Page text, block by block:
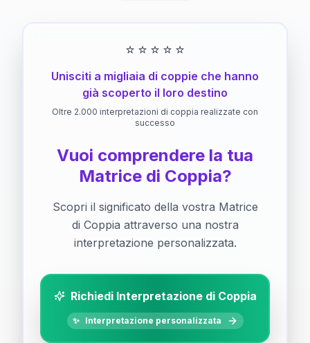
⭐ ⭐ ⭐ ⭐ ⭐
Unisciti a migliaia di coppie che hanno
già scoperto il loro destino
Oltre 2.000 interpretazioni di coppia realizzate con
successo
Vuoi comprendere la tua
Matrice di Coppia?
Scopri il significato della vostra Matrice
di Coppia attraverso una nostra
interpretazione personalizzata.
Richiedi Interpretazione di Coppia
✨ Interpretazione personalizzata